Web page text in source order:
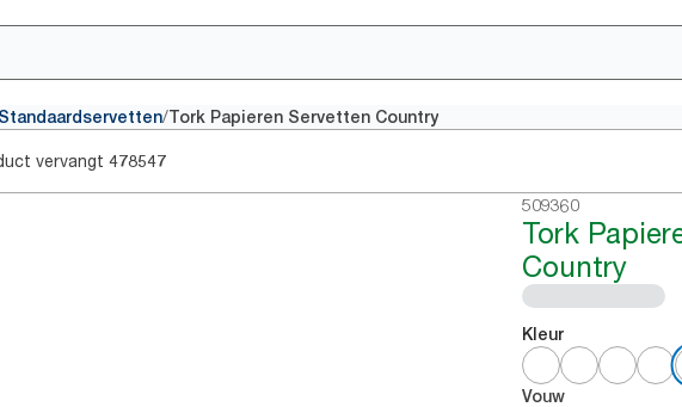
Standaardservetten/Tork Papieren Servetten Country
vervangt 478547
509360
Tork
Country
Kleur
Vouw